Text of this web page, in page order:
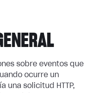
sobre eventos que
ocurre un
una solicitud HTTP,